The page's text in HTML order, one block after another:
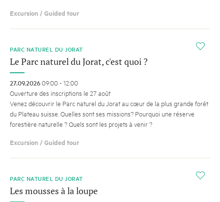
Excursion / Guided tour
i
PARC NATUREL DU JORAT
Le Parc naturel du Jorat, c'est quoi ?
27.09.202609:00 - 12:00
Ouverture des inscriptions le 27 août
Venez découvrir le Parc naturel du Jorat au cœur de la plus grande forêt
du Plateau suisse. Quelles sont ses missions? Pourquoi une réserve
forestière naturelle ? Quels sont les projets à venir ?
Excursion / Guided tour
i
PARC NATUREL DU JORAT
Les mousses à la loupe